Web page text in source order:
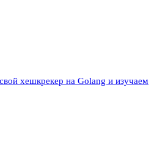
хешкрекер на Golang и изучаем